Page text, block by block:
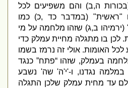
ה ב)והם משפיעים לכל
ראשית" (במדבר כד,כ )כמו
ב ג)שזהו מלחמה על מי
לכן בו מתגלה מחיית עמלק כדי
האומות.אולי זה נרמז בשמו
בעמלק,שזהו “פתח” כנגד
נגדנו,ו-'
'ה'שה'נשבע
עד מחית עמלק שלכן התגלה